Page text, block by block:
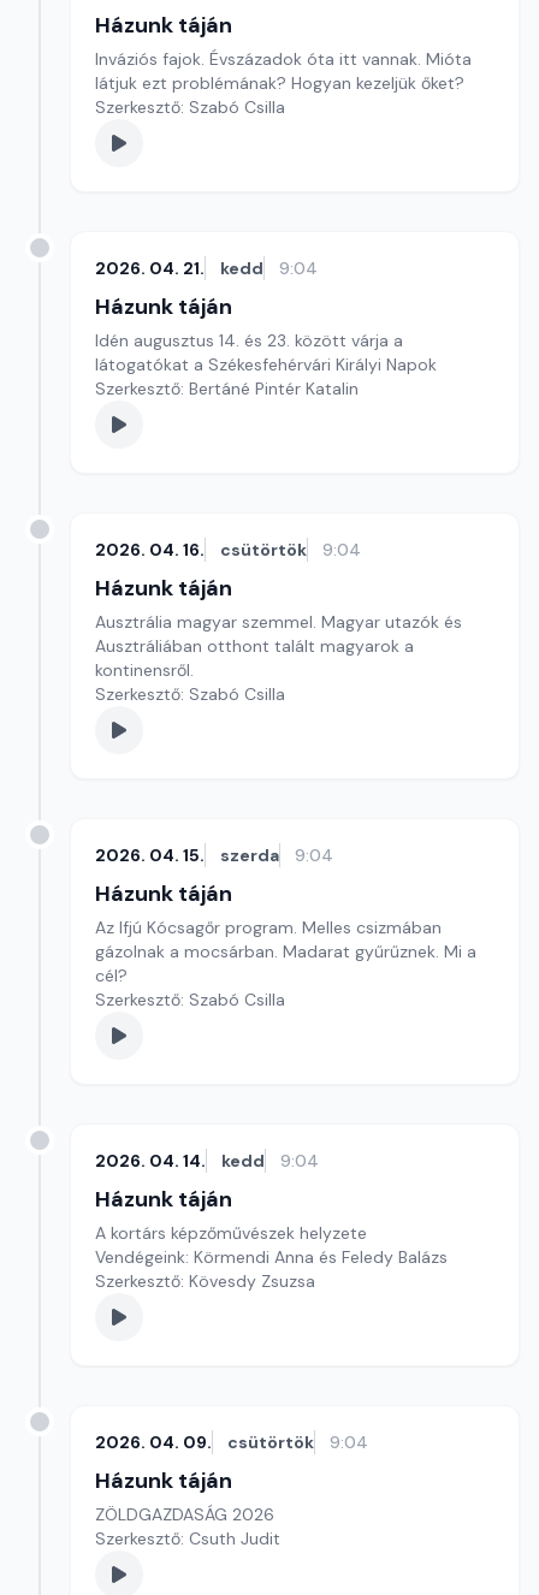
Házunk táján
Inváziós fajok. Évszázadok óta itt vannak. Mióta
látjuk ezt problémának? Hogyan kezeljük őket?
Szerkesztő: Szabó Csilla
2026. 04. 21. kedd 9:04
Házunk táján
Idén augusztus 14. és 23. között várja a
látogatókat a Székesfehérvári Királyi Napok
Szerkesztő: Bertáné Pintér Katalin
2026. 04. 16. csütörtök 9:04
Házunk táján
Ausztrália magyar szemmel. Magyar utazók és
Ausztráliában otthont talált magyarok a
kontinensről.
Szerkesztő: Szabó Csilla
2026. 04. 15. szerda 9:04
Házunk táján
Az Ifjú Kócsagőr program. Melles csizmában
gázolnak a mocsárban. Madarat gyűrűznek. Mi a
cél?
Szerkesztő: Szabó Csilla
2026. 04. 14. kedd 9:04
Házunk táján
A kortárs képzőművészek helyzete
Vendégeink: Körmendi Anna és Feledy Balázs
Szerkesztő: Kövesdy Zsuzsa
2026. 04. 09. csütörtök 9:04
Házunk táján
ZÖLDGAZDASÁG 2026
Szerkesztő: Csuth Judit